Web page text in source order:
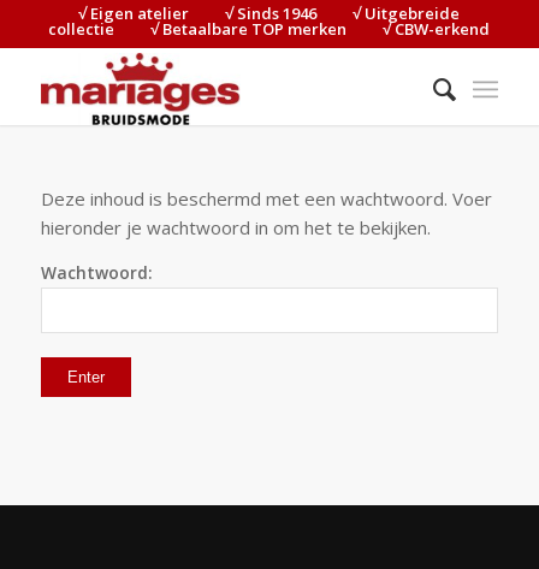
√ Eigen atelier⠀⠀⠀√ Sinds 1946⠀⠀⠀√ Uitgebreide
collectie⠀⠀⠀√ Betaalbare TOP merken⠀⠀⠀√ CBW-erkend
Deze inhoud is beschermd met een wachtwoord. Voer
hieronder je wachtwoord in om het te bekijken.
Wachtwoord: